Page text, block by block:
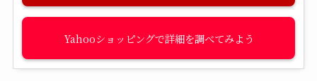
Yahooショッピング